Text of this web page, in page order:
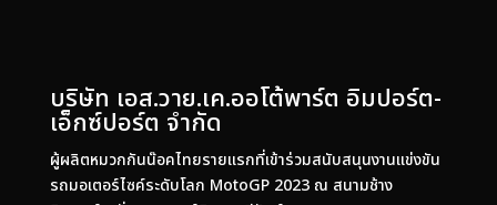
บริษัท เอส.วาย.เค.ออโต้พาร์ต อิมปอร์ต-
เอ็กซ์ปอร์ต จำกัด
ผู้ผลิตหมวกกันน๊อคไทยรายแรกที่เข้าร่วมสนับสนุนงานแข่งขัน
รถมอเตอร์ไซค์ระดับโลก MotoGP 2023 ณ สนามช้าง